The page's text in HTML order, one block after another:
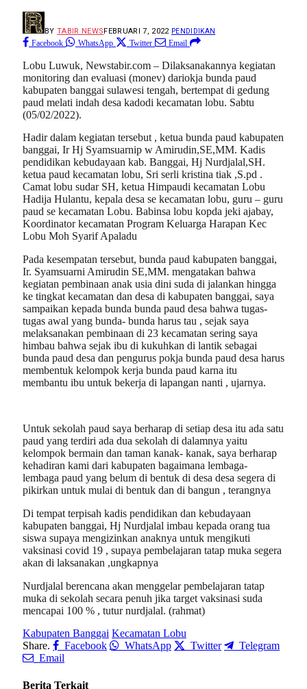
BY TABIR NEWSFEBRUARI 7, 2022 PENDIDIKAN
Facebook WhatsApp Twitter Email
Lobu Luwuk, Newstabir.com – Dilaksanakannya kegiatan
monitoring dan evaluasi (monev) dariokja bunda paud
kabupaten banggai sulawesi tengah, bertempat di gedung
paud melati indah desa kadodi kecamatan lobu. Sabtu
(05/02/2022).
Hadir dalam kegiatan tersebut , ketua bunda paud kabupaten
banggai, Ir Hj Syamsuarnip w Amirudin,SE,MM. Kadis
pendidikan kebudayaan kab. Banggai, Hj Nurdjalal,SH.
ketua paud kecamatan lobu, Sri serli kristina tiak ,S.pd .
Camat lobu sudar SH, ketua Himpaudi kecamatan Lobu
Hadija Hulantu, kepala desa se kecamatan lobu, guru – guru
paud se kecamatan Lobu. Babinsa lobu kopda jeki ajabay,
Koordinator kecamatan Program Keluarga Harapan Kec
Lobu Moh Syarif Apaladu
Pada kesempatan tersebut, bunda paud kabupaten banggai,
Ir. Syamsuarni Amirudin SE,MM. mengatakan bahwa
kegiatan pembinaan anak usia dini suda di jalankan hingga
ke tingkat kecamatan dan desa di kabupaten banggai, saya
sampaikan kepada bunda bunda paud desa bahwa tugas-
tugas awal yang bunda- bunda harus tau , sejak saya
melaksanakan pembinaan di 23 kecamatan sering saya
himbau bahwa sejak ibu di kukuhkan di lantik sebagai
bunda paud desa dan pengurus pokja bunda paud desa harus
membentuk kelompok kerja bunda paud karna itu
membantu ibu untuk bekerja di lapangan nanti , ujarnya.
Untuk sekolah paud saya berharap di setiap desa itu ada satu
paud yang terdiri ada dua sekolah di dalamnya yaitu
kelompok bermain dan taman kanak- kanak, saya berharap
kehadiran kami dari kabupaten bagaimana lembaga-
lembaga paud yang belum di bentuk di desa desa segera di
pikirkan untuk mulai di bentuk dan di bangun , terangnya
Di tempat terpisah kadis pendidikan dan kebudayaan
kabupaten banggai, Hj Nurdjalal imbau kepada orang tua
siswa supaya mengizinkan anaknya untuk mengikuti
vaksinasi covid 19 , supaya pembelajaran tatap muka segera
akan di laksanakan ,ungkapnya
Nurdjalal berencana akan menggelar pembelajaran tatap
muka di sekolah secara penuh jika target vaksinasi suda
mencapai 100 % , tutur nurdjalal. (rahmat)
Kabupaten Banggai Kecamatan Lobu
Share.
Facebook WhatsApp Twitter
Telegram
Email
Berita Terkait